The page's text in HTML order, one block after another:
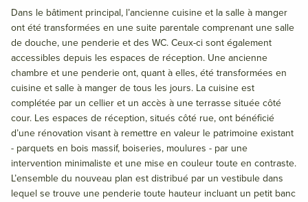
Dans le bâtiment principal, l’ancienne cuisine et la salle à manger
ont été transformées en une suite parentale comprenant une salle
de douche, une penderie et des WC. Ceux-ci sont également
accessibles depuis les espaces de réception. Une ancienne
chambre et une penderie ont, quant à elles, été transformées en
cuisine et salle à manger de tous les jours. La cuisine est
complétée par un cellier et un accès à une terrasse située côté
cour. Les espaces de réception, situés côté rue, ont bénéficié
d’une rénovation visant à remettre en valeur le patrimoine existant
- parquets en bois massif, boiseries, moulures - par une
intervention minimaliste et une mise en couleur toute en contraste.
L’ensemble du nouveau plan est distribué par un vestibule dans
lequel se trouve une penderie toute hauteur incluant un petit banc